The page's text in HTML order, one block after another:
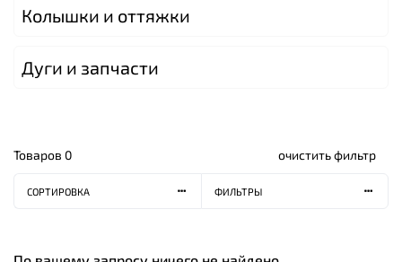
Колышки и оттяжки
Дуги и запчасти
Товаров 0 очистить фильтр
СОРТИРОВКА ФИЛЬТРЫ